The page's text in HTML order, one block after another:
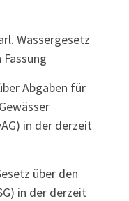
Wassergesetz
Abgaben für
in der derzeit
über den
in der derzeit